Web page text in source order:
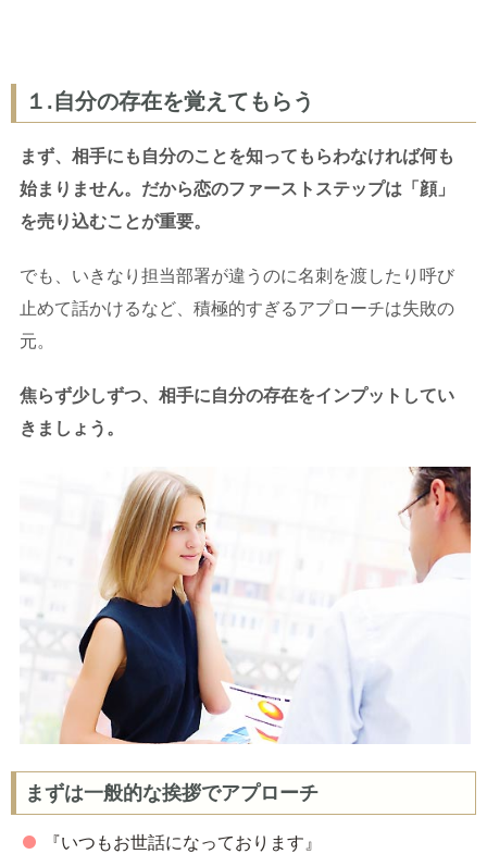
１.自分の存在を覚えてもらう
まず、相手にも自分のことを知ってもらわなければ何も
始まりません。だから恋のファーストステップは「顔」
を売り込むことが重要。
でも、いきなり担当部署が違うのに名刺を渡したり呼び
止めて話かけるなど、積極的すぎるアプローチは失敗の
元。
焦らず少しずつ、相手に自分の存在をインプットしてい
きましょう。
まずは一般的な挨拶でアプローチ
『いつもお世話になっております』